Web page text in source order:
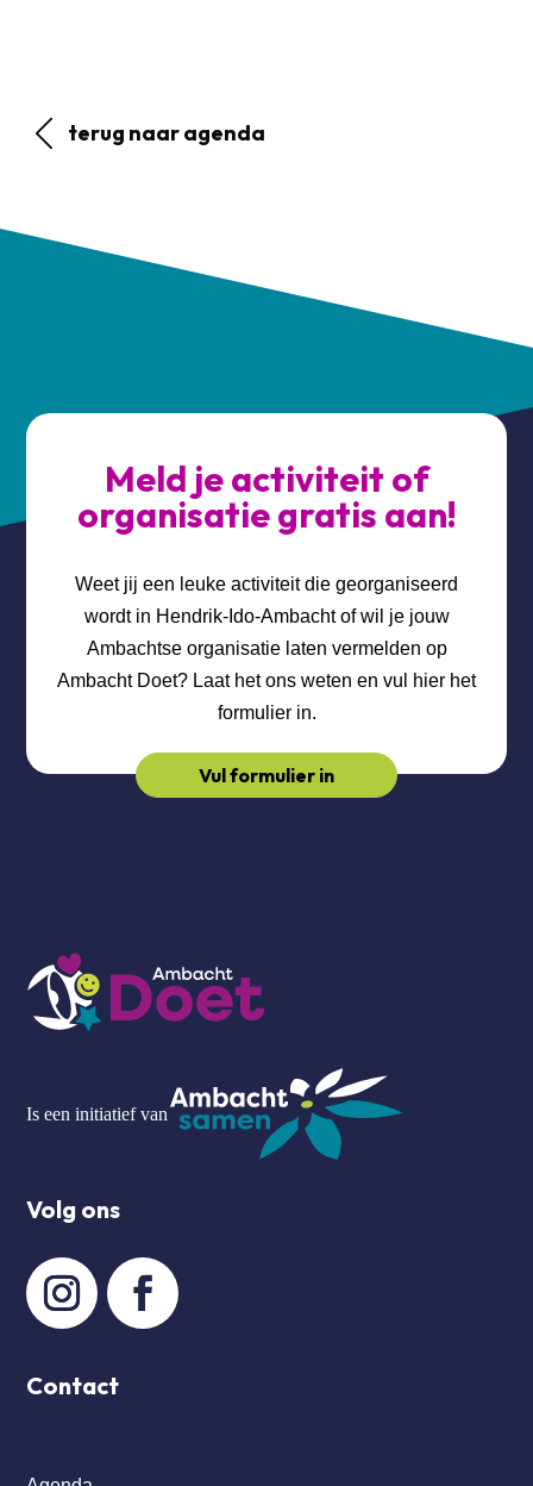
terug naar agenda
Meld je activiteit of
organisatie gratis aan!
Weet jij een leuke activiteit die georganiseerd
wordt in Hendrik-Ido-Ambacht of wil je jouw
Ambachtse organisatie laten vermelden op
Ambacht Doet? Laat het ons weten en vul hier het
formulier in.
Vul formulier in
Is een initiatief van
Volg ons
Contact